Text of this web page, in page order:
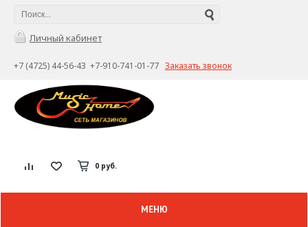
Личный кабинет
+7 (4725) 44-56-43 +7-910-741-01-77 Заказать звонок
0 руб.
МЕНЮ